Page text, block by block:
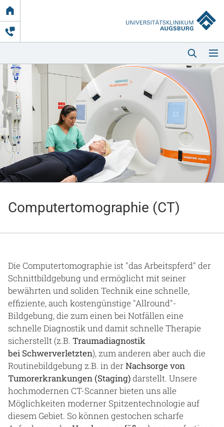
Link
zur
Startseite
Startseite
Kliniken & Einrichtungen
Zuweisende
Beruf & Karriere
Notaufnahme
Anreise
Computertomographie (CT)
Die Computertomographie ist "das Arbeitspferd" der
Schnittbildgebung und ermöglicht mit seiner
bewährten und soliden Technik eine schnelle,
effiziente, auch kostengünstige "Allround"-
Bildgebung, die zum einen bei Notfällen eine
schnelle Diagnostik und damit schnelle Therapie
sicherstellt (z.B. Traumadiagnostik
bei Schwerverletzten), zum anderen aber auch die
Routinebildgebung z.B. in derNachsorge von
Tumorerkrankungen (Staging)darstellt. Unsere
hochmodernen CT-Scanner bieten uns alle
Möglichkeiten moderner Spitzentechnologie auf
diesem Gebiet. So können gestochen scharfe